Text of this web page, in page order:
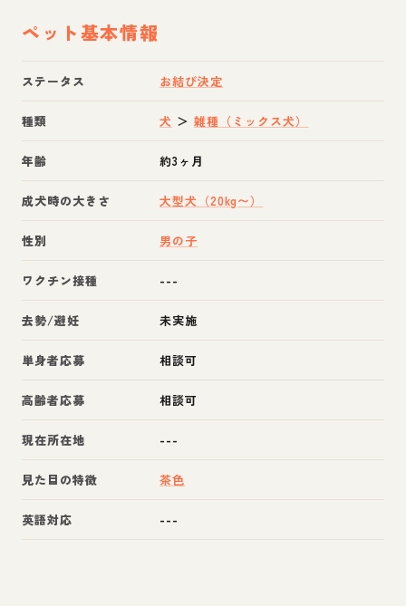
ペット基本情報
ステータス お結び決定
種類 犬 ＞雑種（ミックス犬）
年齢 約3ヶ月
成犬時の大きさ 大型犬（20kg〜）
性別 男の子
ワクチン接種 ---
去勢/避妊 未実施
単身者応募 相談可
高齢者応募 相談可
現在所在地 ---
見た目の特徴 茶色
英語対応 ---